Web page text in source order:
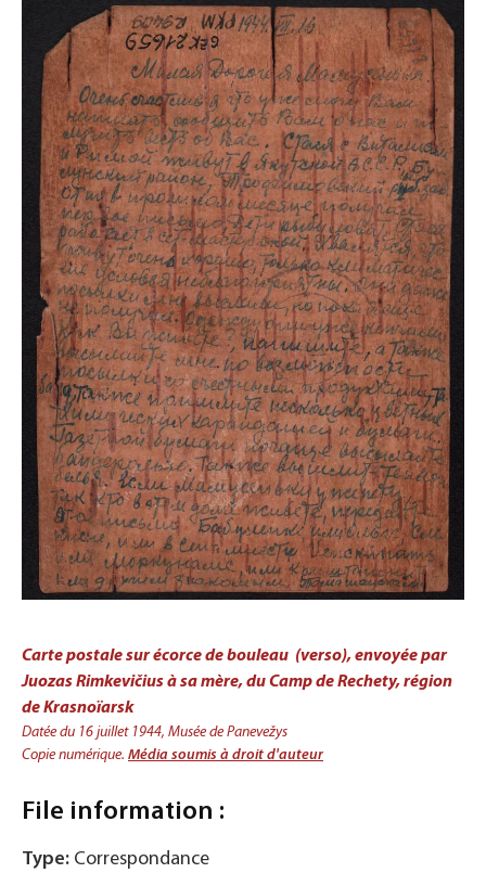
Carte postale sur écorce de bouleau (verso), envoyée par
Juozas Rimkevičius à sa mère, du Camp de Rechety, région
de Krasnoïarsk
Datée du 16 juillet 1944, Musée de Panevežys
Copie numérique. Média soumis à droit d'auteur
File information :
Type: Correspondance